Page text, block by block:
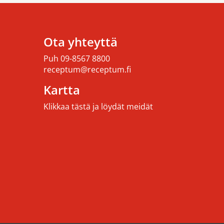
Ota yhteyttä
Puh 09-8567 8800
receptum@receptum.fi
Kartta
Klikkaa tästä ja löydät meidät